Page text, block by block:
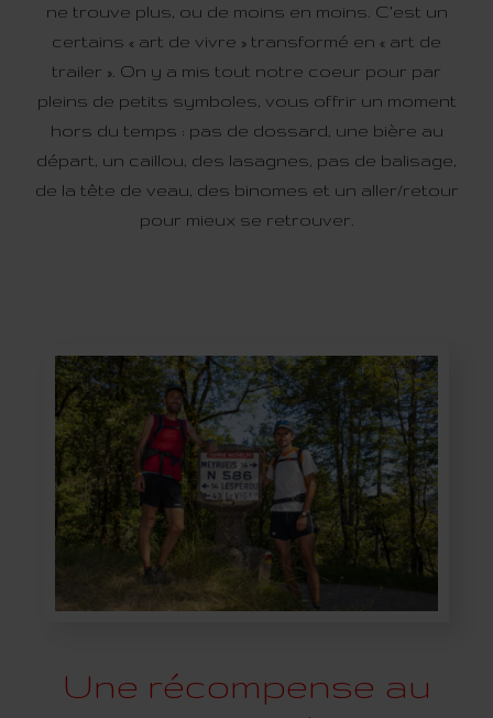
ne trouve plus, ou de moins en moins. C’est un
certains « art de vivre » transformé en « art de
trailer ». On y a mis tout notre coeur pour par
pleins de petits symboles, vous offrir un moment
hors du temps : pas de dossard, une bière au
départ, un caillou, des lasagnes, pas de balisage,
de la tête de veau, des binomes et un aller/retour
pour mieux se retrouver.
Une récompense au